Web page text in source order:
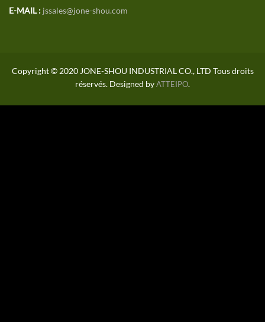
E-MAIL : jssales@jone-shou.com
Copyright © 2020 JONE-SHOU INDUSTRIAL CO., LTD Tous droits
réservés. Designed byATTEIPO.